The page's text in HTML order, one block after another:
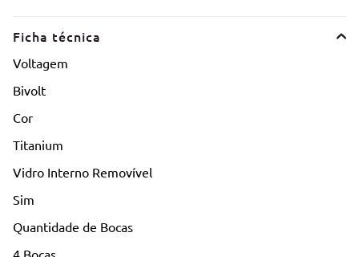
Ficha técnica
Voltagem
Bivolt
Cor
Titanium
Vidro Interno Removível
Sim
Quantidade de Bocas